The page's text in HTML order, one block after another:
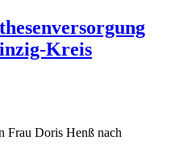
Kreis
Frau Doris Henß nach